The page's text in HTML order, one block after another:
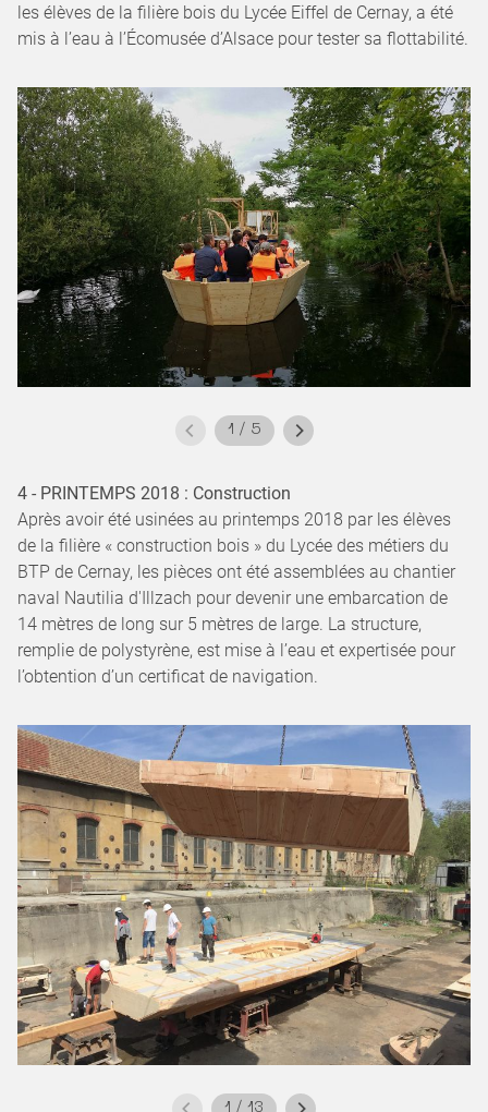
les élèves de la filière bois du Lycée Eiffel de Cernay, a été
mis à l’eau à l’Écomusée d’Alsace pour tester sa flottabilité.
1 / 5
4 - PRINTEMPS 2018 : Construction
Après avoir été usinées au printemps 2018 par les élèves
de la filière « construction bois » du Lycée des métiers du
BTP de Cernay, les pièces ont été assemblées au chantier
naval Nautilia d'Illzach pour devenir une embarcation de
14 mètres de long sur 5 mètres de large. La structure,
remplie de polystyrène, est mise à l’eau et expertisée pour
l’obtention d’un certificat de navigation.
1 / 13